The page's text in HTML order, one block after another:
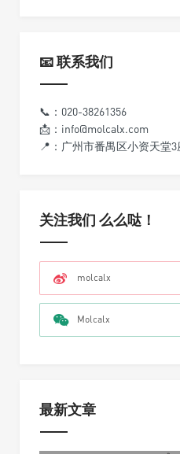
📧 联系我们
📞：020-38261356
📩：info@molcalx.com
📍：广州市番禺区小资天堂3
关注我们 么么哒！
molcalx
Molcalx
最新文章